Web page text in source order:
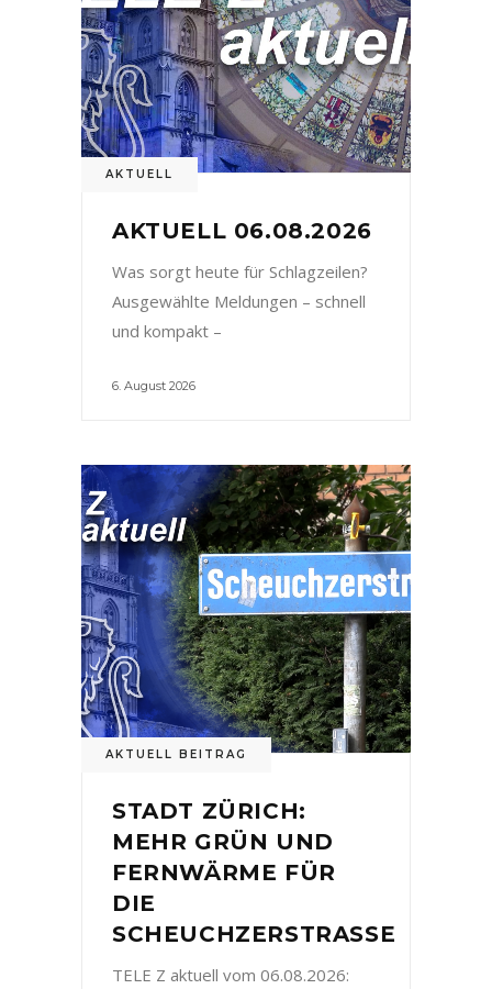
AKTUELL
AKTUELL 06.08.2026
Was sorgt heute für Schlagzeilen?
Ausgewählte Meldungen – schnell
und kompakt –
6. August 2026
AKTUELL BEITRAG
STADT ZÜRICH:
MEHR GRÜN UND
FERNWÄRME FÜR
DIE
SCHEUCHZERSTRASSE
TELE Z aktuell vom 06.08.2026: